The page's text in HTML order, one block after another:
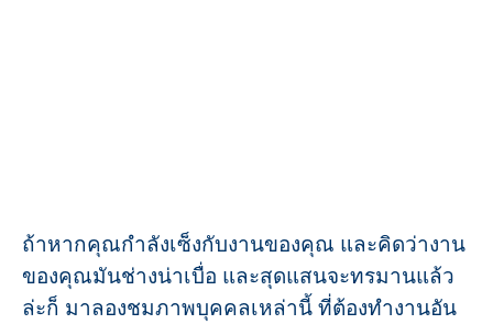
ถ้าหากคุณกำลังเซ็งกับงานของคุณ และคิดว่างาน
ของคุณมันช่างน่าเบื่อ และสุดแสนจะทรมานแล้ว
ล่ะก็ มาลองชมภาพบุคคลเหล่านี้ ที่ต้องทำงานอัน